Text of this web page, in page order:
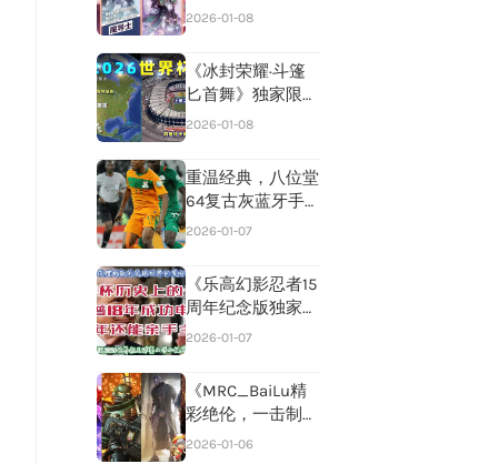
CEO硬核反击，揭
相》
2026-01-08
《冰封荣耀·斗篷
匕首舞》独家限定
皮肤惊艳登场！漫
蕾传奇风采！
2026-01-08
重温经典，八位堂
64复古灰蓝牙手
柄热销回归，亚马
中！🎮📱抢购从
速！
2026-01-07
《乐高幻影忍者15
周年纪念版独家发
售！亚马逊独占库
2026-01-07
《MRC_BaiLu精
彩绝伦，一击制
胜！第五人格IVL
2026-01-06